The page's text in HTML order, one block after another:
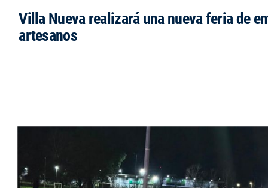
Villa Nueva realizará una nueva feria de
artesanos